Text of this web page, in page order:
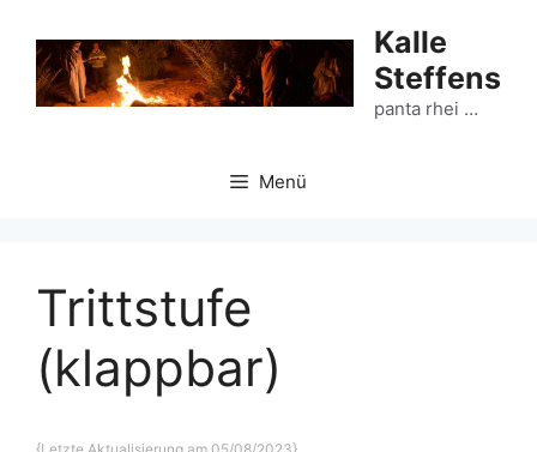
Inhalt
springen
Kalle
Steffens
panta rhei …
Menü
Trittstufe
(klappbar)